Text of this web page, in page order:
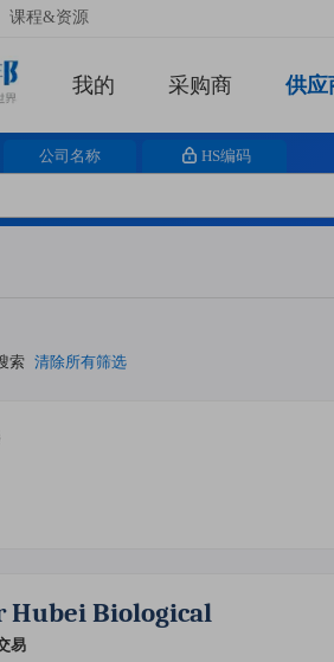
课程&资源
我的 采购商 供应
公司名称 HS编码
索 清除所有筛选
Hubei Biological
易